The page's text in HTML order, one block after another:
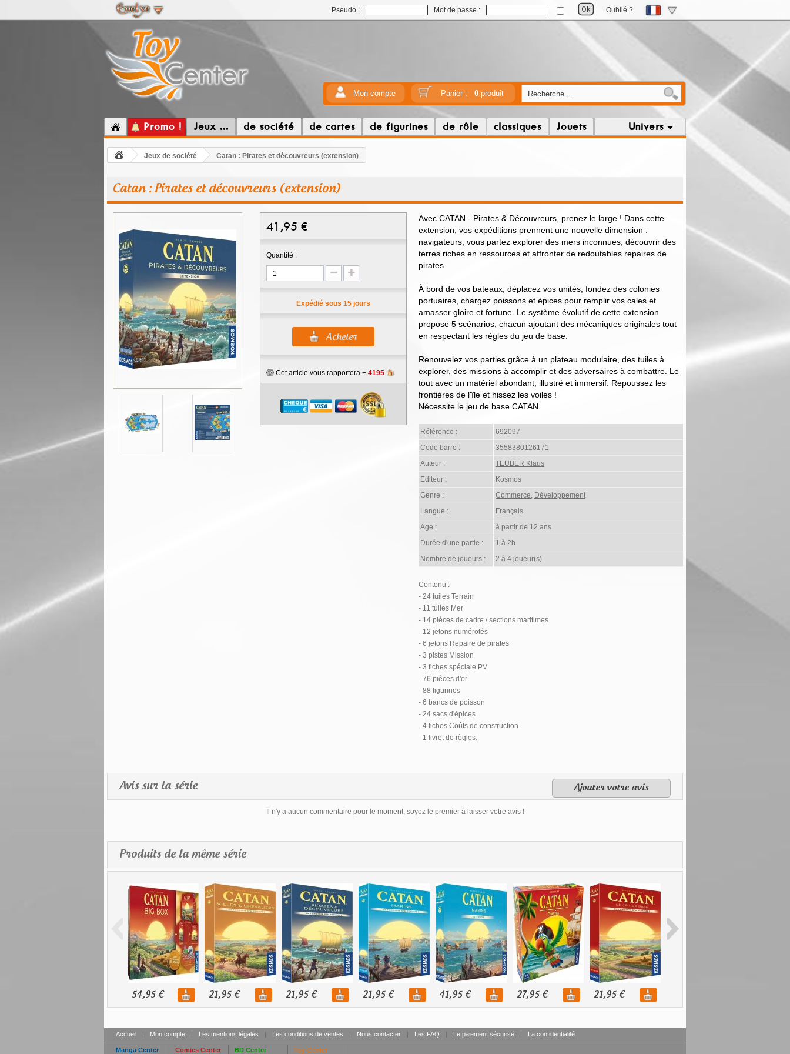
Pseudo : Mot de passe : Oublié ?
Mon compte Panier : 0produit
Promo ! Jeux ... de société de cartes de figurines de rôle classiques Jouets Univers
Jeux de société Catan : Pirates et découvreurs (extension)
Catan : Pirates et découvreurs (extension)
41,95 €
Quantité :
Expédié sous 15 jours
Cet article vous rapportera + 4195
Avec CATAN - Pirates & Découvreurs, prenez le large ! Dans cette
extension, vos expéditions prennent une nouvelle dimension :
navigateurs, vous partez explorer des mers inconnues, découvrir des
terres riches en ressources et affronter de redoutables repaires de
pirates.
À bord de vos bateaux, déplacez vos unités, fondez des colonies
portuaires, chargez poissons et épices pour remplir vos cales et
amasser gloire et fortune. Le système évolutif de cette extension
propose 5 scénarios, chacun ajoutant des mécaniques originales tout
en respectant les règles du jeu de base.
Renouvelez vos parties grâce à un plateau modulaire, des tuiles à
explorer, des missions à accomplir et des adversaires à combattre. Le
tout avec un matériel abondant, illustré et immersif. Repoussez les
frontières de l'île et hissez les voiles !
Nécessite le jeu de base CATAN.
Référence :
692097
Code barre :
3558380126171
Auteur :
TEUBER Klaus
Editeur :
Kosmos
Genre :
Commerce, Développement
Langue :
Français
Age :
à partir de 12 ans
Durée d'une partie :
1 à 2h
Nombre de joueurs :
2 à 4 joueur(s)
Contenu :
- 24 tuiles Terrain
- 11 tuiles Mer
- 14 pièces de cadre / sections maritimes
- 12 jetons numérotés
- 6 jetons Repaire de pirates
- 3 pistes Mission
- 3 fiches spéciale PV
- 76 pièces d'or
- 88 figurines
- 6 bancs de poisson
- 24 sacs d'épices
- 4 fiches Coûts de construction
- 1 livret de règles.
Avis sur la série Ajouter votre avis
Il n'y a aucun commentaire pour le moment, soyez le premier à laisser votre avis !
Produits de la même série
54,95 € 21,95 € 21,95 € 21,95 € 41,95 € 27,95 € 21,95 €
Accueil | Mon compte | Les mentions légales | Les conditions de ventes | Nous contacter | Les FAQ | Le paiement sécurisé | La confidentialité
Manga Center Comics Center BD Center Toy Center